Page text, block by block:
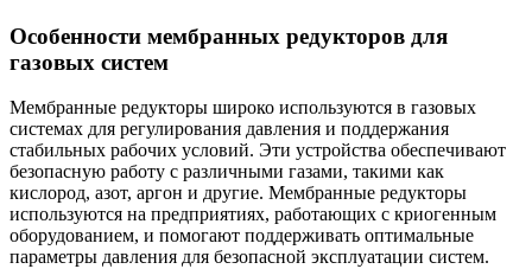
Особенности мембранных редукторов для
газовых систем
Мембранные редукторы широко используются в газовых
системах для регулирования давления и поддержания
стабильных рабочих условий. Эти устройства обеспечивают
безопасную работу с различными газами, такими как
кислород, азот, аргон и другие. Мембранные редукторы
используются на предприятиях, работающих с криогенным
оборудованием, и помогают поддерживать оптимальные
параметры давления для безопасной эксплуатации систем.